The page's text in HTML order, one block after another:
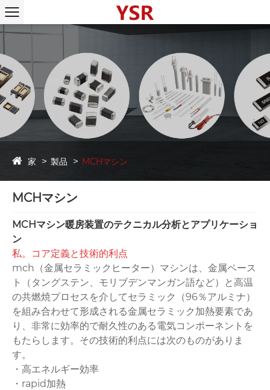
家 製品 MCHマシン
MCHマシン
MCHマシン暖房装置のテクニカル分析とアプリケーショ
ン
私。コア定義と技術的利点‌
‌mch（金属セラミックヒーター）‌マシンは、金属ペース
ト（タングステン、モリブデンマンガン語など）と高温
の共燃焼プロセスを介してセラミック（96％アルミナ）
を組み合わせて形成される金属セラミック加熱要素であ
り、非常に効率的で耐久性のある電気コンポーネントを
もたらします。その技術的利点には次のものがありま
す。
・高エネルギー効率
・‌rapid加熱‌